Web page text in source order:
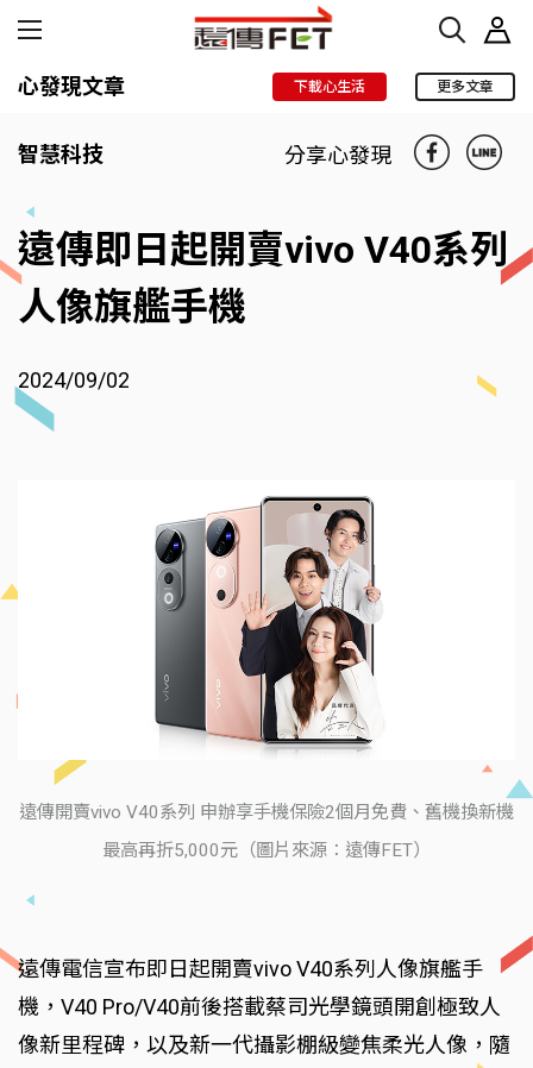
心發現文章 下載心生活 更多文章
智慧科技 分享心發現
遠傳即日起開賣vivo V40系列
人像旗艦手機
2024/09/02
遠傳開賣vivo V40系列 申辦享手機保險2個月免費、舊機換新機
最高再折5,000元（圖片來源：遠傳FET）
遠傳電信宣布即日起開賣vivo V40系列人像旗艦手
機，V40 Pro/V40前後搭載蔡司光學鏡頭開創極致人
像新里程碑，以及新一代攝影棚級變焦柔光人像，隨